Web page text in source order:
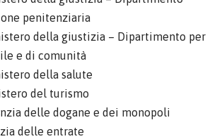
penitenziaria
della giustizia – Dipartimento per
e di comunità
della salute
del turismo
delle dogane e dei monopoli
delle entrate